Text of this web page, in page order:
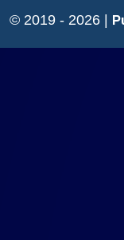
© 2019 - 2026 |